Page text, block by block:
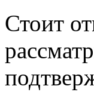
Стоит